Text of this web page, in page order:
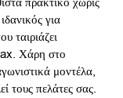
για
ταιριάζει
Χάρη στο
μοντέλα,
τους πελάτες σας.